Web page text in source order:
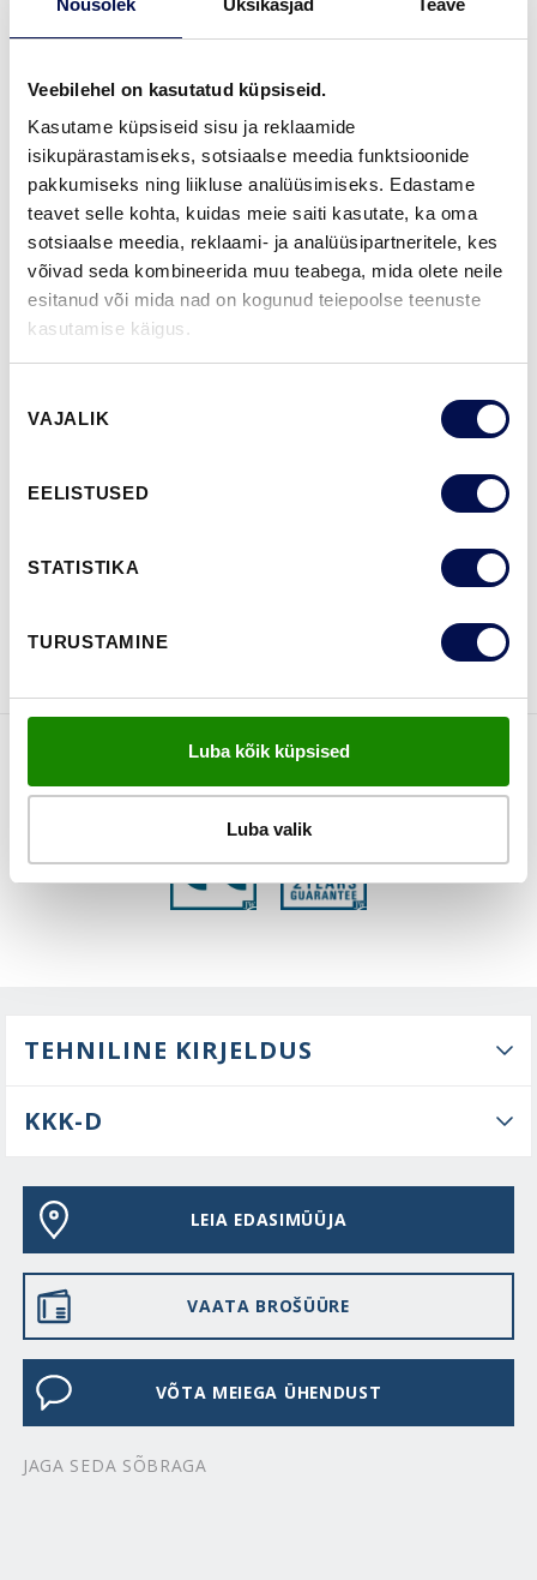
Veebilehel on kasutatud küpsiseid.
Kasutame küpsiseid sisu ja reklaamide
isikupärastamiseks, sotsiaalse meedia funktsioonide
pakkumiseks ning liikluse analüüsimiseks. Edastame
teavet selle kohta, kuidas meie saiti kasutate, ka oma
sotsiaalse meedia, reklaami- ja analüüsipartneritele, kes
võivad seda kombineerida muu teabega, mida olete neile
esitanud või mida nad on kogunud teiepoolse teenuste
kasutamise käigus.
valik
VAJALIK
EELISTUSED
STATISTIKA
TURUSTAMINE
Luba kõik küpsised
Luba valik
GARANTII:
2-AASTANE TOOTEGARANTII
VIIMISTLUS (11)
NCS S0502-YNCS S0500-NNCS S3502-YNCS S7000-NNCS S9000-N
ROHKEM
MÕÕDUD
LEIA EDASIMÜÜJA
BROŠÜÜRE
ühendust
FUNKTSIOONID
TEHNILINE KIRJELDUS
KKK-D
LEIA EDASIMÜÜJA
VAATA BROŠÜÜRE
VÕTA MEIEGA ÜHENDUST
JAGA SEDA SÕBRAGA